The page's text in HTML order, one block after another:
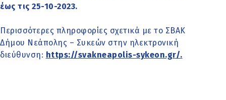
έως τις 25-10-2023.
Περισσότερες πληροφορίες σχετικά με το ΣΒΑΚ
Δήμου Νεάπολης – Συκεών στην ηλεκτρονική
διεύθυνση: https://svakneapolis-sykeon.gr/.